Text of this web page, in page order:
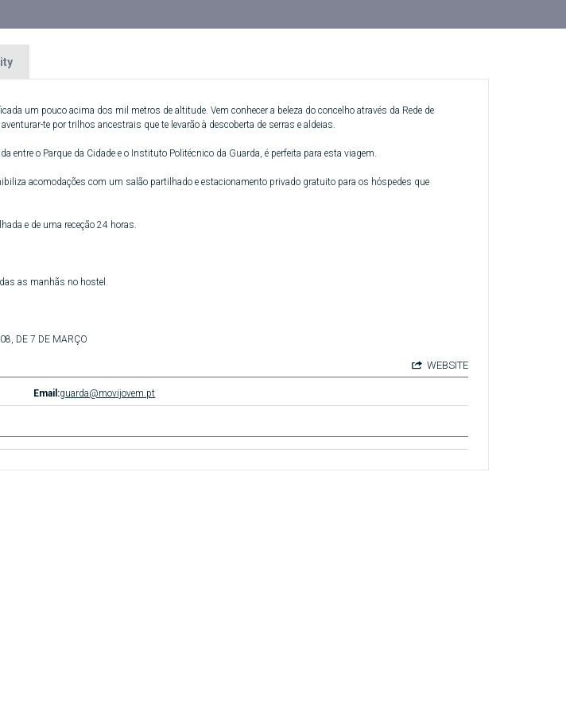
um pouco acima dos mil metros de altitude. Vem conhecer a beleza do concelho através da Rede de
te por trilhos ancestrais que te levarão à descoberta de serras e aldeias.
entre o Parque da Cidade e o Instituto Politécnico da Guarda, é perfeita para esta viagem.
acomodações com um salão partilhado e estacionamento privado gratuito para os hóspedes que
e de uma receção 24 horas.
as manhãs no hostel.
DE 7 DE MARÇO
WEBSITE
Email:guarda@movijovem.pt